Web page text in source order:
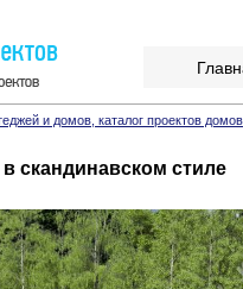
и домов, каталог проектов домов
скандинавском стиле